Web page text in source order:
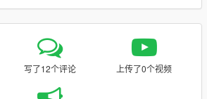
写了12个评论 上传了0个视频